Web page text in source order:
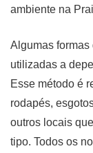
ambiente na
Algumas
utilizadas a
Esse método é
rodapés,
outros locais
tipo. Todos os